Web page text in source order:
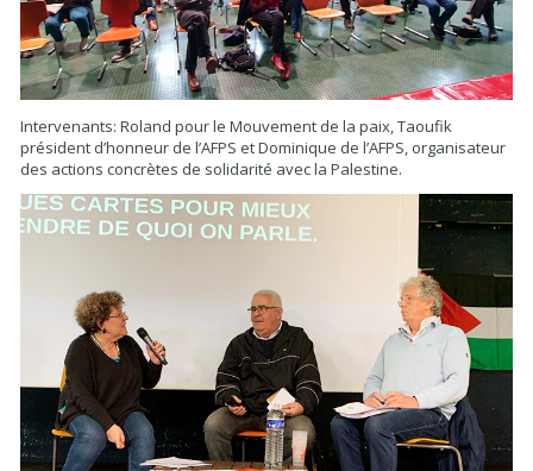
Intervenants: Roland pour le Mouvement de la paix, Taoufik
président d’honneur de l’AFPS et Dominique de l’AFPS, organisateur
des actions concrètes de solidarité avec la Palestine.